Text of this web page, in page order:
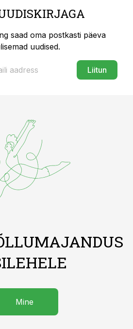
saad oma postkasti päeva
uudised.
Liitun
Mine